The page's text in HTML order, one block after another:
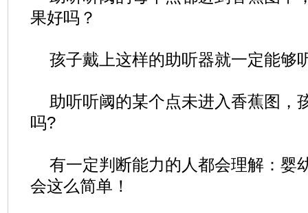
果好吗？
孩子戴上这样的助听器就一定能够
助听听阈的某个点未进入香蕉图，
吗?
有一定判断能力的人都会理解：婴
会这么简单！